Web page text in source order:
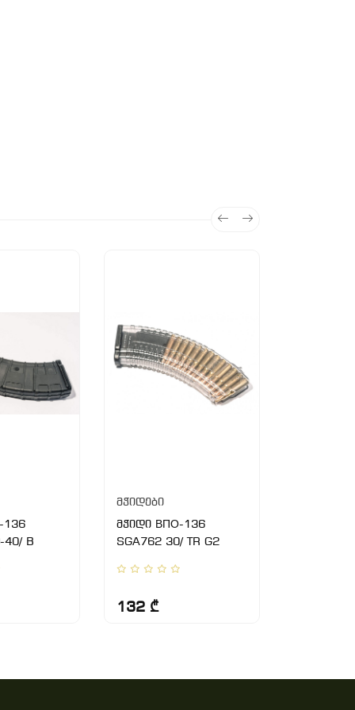
136
40/ B
მჭიდები
მჭიდი ВПО-136
SGA762 30/ TR G2
132 ₾